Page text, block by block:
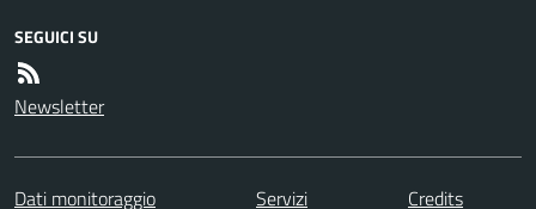
SEGUICI SU
Newsletter
Dati monitoraggio Servizi Credits